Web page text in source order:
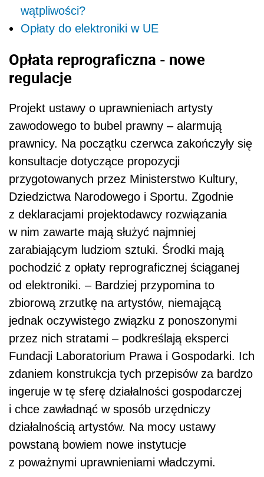
wątpliwości?
Opłaty do elektroniki w UE
Opłata reprograficzna - nowe
regulacje
Projekt ustawy o uprawnieniach artysty
zawodowego to bubel prawny – alarmują
prawnicy. Na początku czerwca zakończyły się
konsultacje dotyczące propozycji
przygotowanych przez Ministerstwo Kultury,
Dziedzictwa Narodowego i Sportu. Zgodnie
z deklaracjami projektodawcy rozwiązania
w nim zawarte mają służyć najmniej
zarabiającym ludziom sztuki. Środki mają
pochodzić z opłaty reprograficznej ściąganej
od elektroniki. – Bardziej przypomina to
zbiorową zrzutkę na artystów, niemającą
jednak oczywistego związku z ponoszonymi
przez nich stratami – podkreślają eksperci
Fundacji Laboratorium Prawa i Gospodarki. Ich
zdaniem konstrukcja tych przepisów za bardzo
ingeruje w tę sferę działalności gospodarczej
i chce zawładnąć w sposób urzędniczy
działalnością artystów. Na mocy ustawy
powstaną bowiem nowe instytucje
z poważnymi uprawnieniami władczymi.